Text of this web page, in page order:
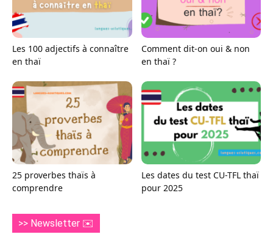
Les 100 adjectifs à connaître
en thaï
Comment dit-on oui & non
en thaï ?
25 proverbes thaïs à
comprendre
Les dates du test CU-TFL thaï
pour 2025
>> Newsletter ✉️